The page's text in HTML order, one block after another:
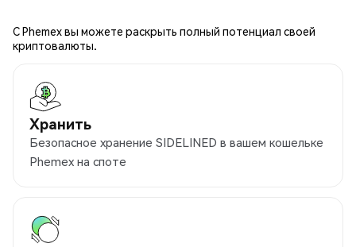
С Phemex вы можете раскрыть полный потенциал своей
криптовалюты.
Хранить
Безопасное хранение SIDELINED в вашем кошельке
Phemex на споте